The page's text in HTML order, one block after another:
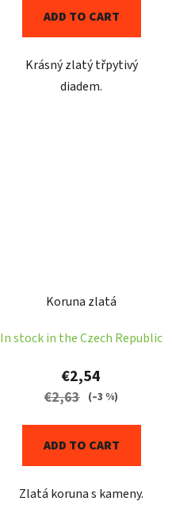
ADD TO CART
Krásný zlatý třpytivý
diadem.
Koruna zlatá
In stock in the Czech Republic
€2,54
€2,63 (–3 %)
ADD TO CART
Zlatá koruna s kameny.